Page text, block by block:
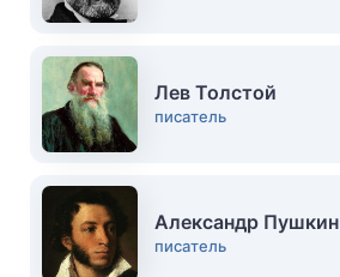
Лев Толстой
писатель
Александр Пушкин
писатель